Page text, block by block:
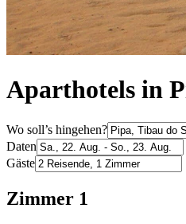
Aparthotels in
Wo soll’s hingehen?
Daten
Gäste
Zimmer 1